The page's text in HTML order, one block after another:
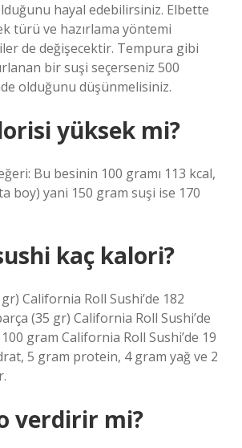
hayal edebilirsiniz. Elbette
türü ve hazırlama yöntemi
de değişecektir. Tempura gibi
bir suşi seçerseniz 500
olduğunu düşünmelisiniz.
yüksek mi?
Bu besinin 100 gramı 113 kcal,
boy) yani 150 gram suşi ise 170
kaç kalori?
California Roll Sushi’de 182
(35 gr) California Roll Sushi’de
gram California Roll Sushi’de 19
5 gram protein, 4 gram yağ ve 2
verdirir mi?